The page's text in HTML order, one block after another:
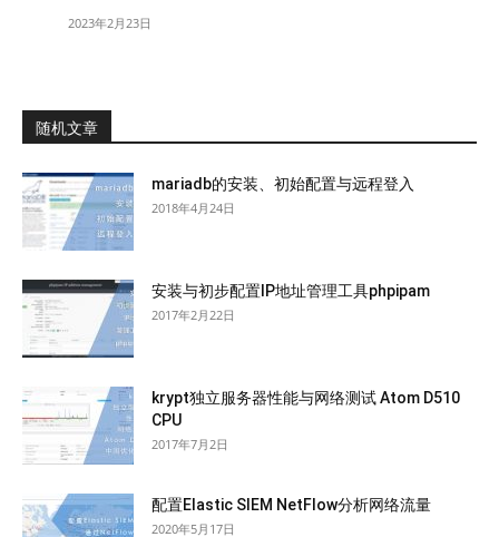
2023年2月23日
随机文章
mariadb的安装、初始配置与远程登入
2018年4月24日
安装与初步配置IP地址管理工具phpipam
2017年2月22日
krypt独立服务器性能与网络测试 Atom D510
CPU
2017年7月2日
配置Elastic SIEM NetFlow分析网络流量
2020年5月17日